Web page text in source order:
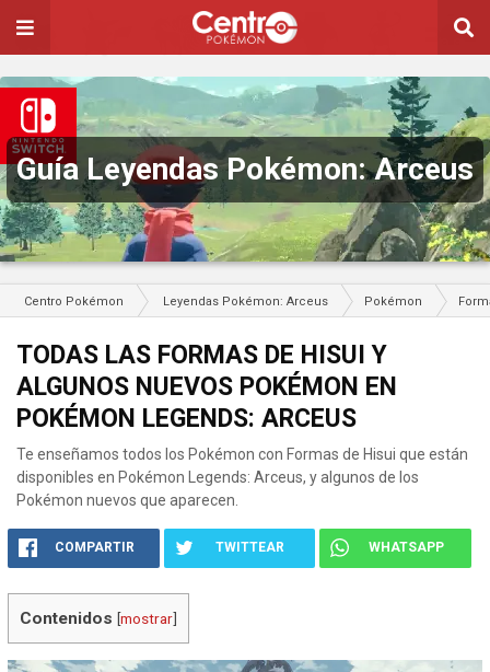
Guía Leyendas Pokémon: Arceus
Centro Pokémon Leyendas Pokémon: Arceus Pokémon
TODAS LAS FORMAS DE HISUI Y
ALGUNOS NUEVOS POKÉMON EN
POKÉMON LEGENDS: ARCEUS
Te enseñamos todos los Pokémon con Formas de Hisui que están
disponibles en Pokémon Legends: Arceus, y algunos de los
Pokémon nuevos que aparecen.
COMPARTIR TWITTEAR WHATSAPP
Contenidos [mostrar]